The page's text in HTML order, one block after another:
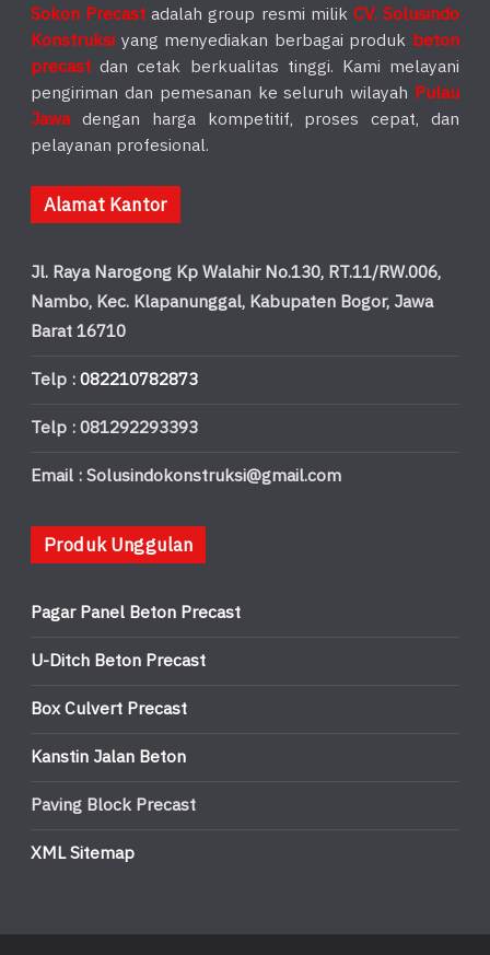
Sokon Precast adalah group resmi milik CV. Solusindo
Konstruksi yang menyediakan berbagai produk beton
precast dan cetak berkualitas tinggi. Kami melayani
pengiriman dan pemesanan ke seluruh wilayah Pulau
Jawadengan harga kompetitif, proses cepat, dan
pelayanan profesional.
Alamat Kantor
Jl. Raya Narogong Kp Walahir No.130, RT.11/RW.006,
Nambo, Kec. Klapanunggal, Kabupaten Bogor, Jawa
Barat 16710
Telp :082210782873
Telp : 081292293393
Email : Solusindokonstruksi@gmail.com
Produk Unggulan
Pagar Panel Beton Precast
U-Ditch Beton Precast
Box Culvert Precast
Kanstin Jalan Beton
Paving Block Precast
XML Sitemap